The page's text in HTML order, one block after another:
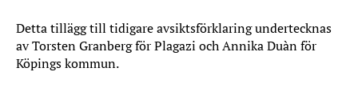
Detta tillägg till tidigare avsiktsförklaring undertecknas
av Torsten Granberg för Plagazi och Annika Duàn för
Köpings kommun.